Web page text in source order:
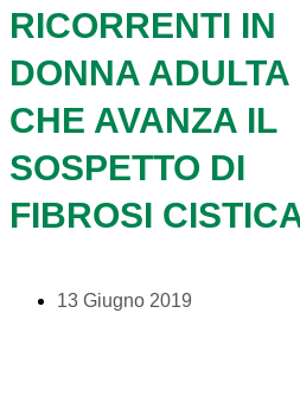
RICORRENTI IN
DONNA ADULTA
CHE AVANZA IL
SOSPETTO DI
FIBROSI
13 Giugno 2019